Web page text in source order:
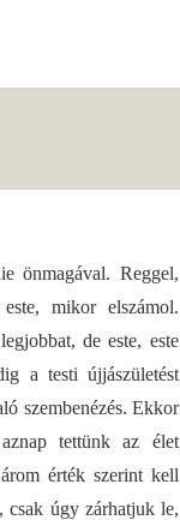
önmagával. Reggel,
mikor elszámol.
de este, este
a testi újjászületést
szembenézés. Ekkor
tettünk az élet
érték szerint kell
csak úgy zárhatjuk le,